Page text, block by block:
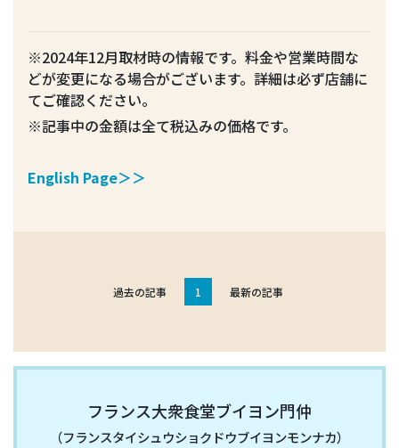
※2024年12月取材時の情報です。料金や営業時間な
どが変更になる場合がございます。詳細は必ず店舗に
てご確認ください。
※記事中の金額は全て税込みの価格です。
English Page＞＞
過去の記事 1 最新の記事
フランス大衆食堂ブイヨン門仲
（フランスタイシュウショクドウブイヨンモンナカ）